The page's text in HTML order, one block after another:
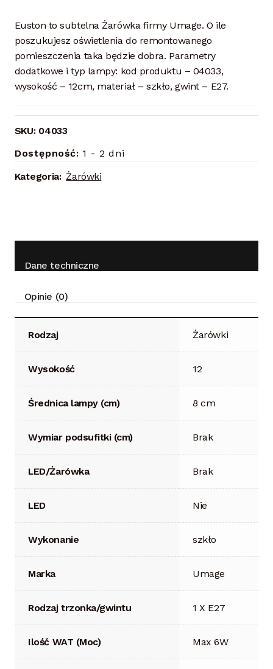
Euston to subtelna Żarówka firmy Umage. O ile
poszukujesz oświetlenia do remontowanego
pomieszczenia taka będzie dobra. Parametry
dodatkowe i typ lampy: kod produktu – 04033,
wysokość – 12cm, materiał – szkło, gwint – E27.
SKU: 04033
Dostępność: 1 - 2 dni
Kategoria: Żarówki
Dane techniczne
Opinie (0)
Rodzaj Żarówki
Wysokość 12
Średnica lampy (cm) 8 cm
Wymiar podsufitki (cm) Brak
LED/Żarówka Brak
LED Nie
Wykonanie szkło
Marka Umage
Rodzaj trzonka/gwintu 1 X E27
Ilość WAT (Moc) Max 6W